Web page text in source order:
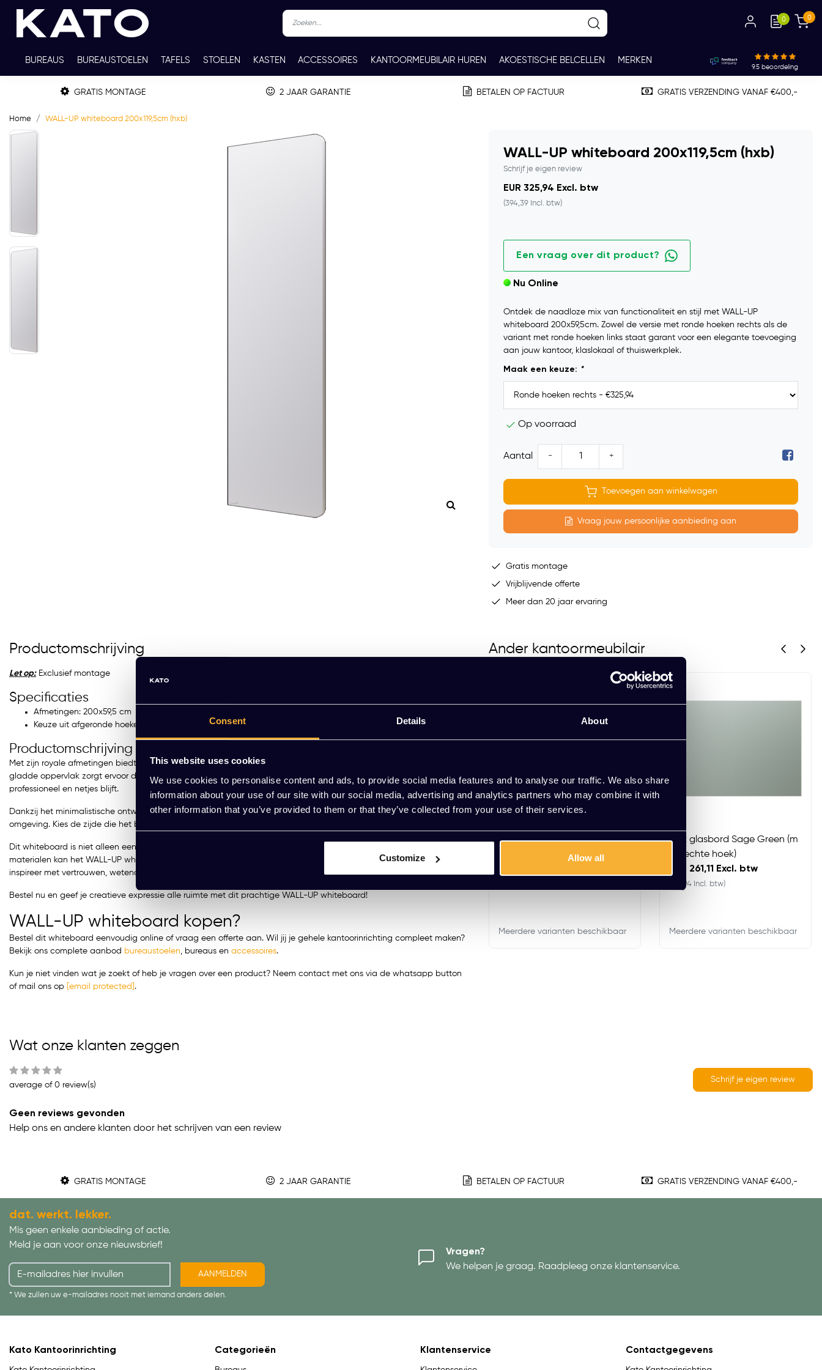
Consent Details About
This website uses cookies
We use cookies to personalise content and ads, to provide social media features and to analyse our traffic. We also share
information about your use of our site with our social media, advertising and analytics partners who may combine it with
other information that you’ve provided to them or that they’ve collected from your use of their services.
Customize Allow all
0 0
BUREAUS BUREAUSTOELEN TAFELS STOELEN KASTEN ACCESSOIRES KANTOORMEUBILAIR HUREN AKOESTISCHE BELCELLEN MERKEN
TWEEDEHANDS THUISWERKPLEKKEN WERKBLADKLEUREN CONTACT
9.5 beoordeling
GRATIS MONTAGE 2 JAAR GARANTIE BETALEN OP FACTUUR GRATIS VERZENDING VANAF €400,-
Home WALL-UP whiteboard 200x119,5cm (hxb)
WALL-UP whiteboard 200x119,5cm (hxb)
Schrijf je eigen review
EUR 325,94 Excl. btw
(394,39 Incl. btw)
Een vraag over dit product?
Nu Online
Ontdek de naadloze mix van functionaliteit en stijl met WALL-UP
whiteboard 200x59,5cm. Zowel de versie met ronde hoeken rechts als de
variant met ronde hoeken links staat garant voor een elegante toevoeging
aan jouw kantoor, klaslokaal of thuiswerkplek.
Maak een keuze: *
Op voorraad
Aantal - +
Toevoegen aan winkelwagen
Vraag jouw persoonlijke aanbieding aan
Gratis montage
Vrijblijvende offerte
Meer dan 20 jaar ervaring
Productomschrijving
Let op:Exclusief montage
Specificaties
Afmetingen: 200x59,5 cm
Keuze uit afgeronde hoeken rechts of links
Productomschrijving
Met zijn royale afmetingen biedt dit whiteboard voldoende ruimte voor al jouw ideeën, notities en tekeningen. Het
gladde oppervlak zorgt ervoor dat je eenvoudig kunt schrijven en wissen, waardoor jouw presentatie altijd
professioneel en netjes blijft.
Dankzij het minimalistische ontwerp en de subtiele ronde hoeken past het WALL-UP whiteboard moeiteloos in elke
omgeving. Kies de zijde die het beste bij jouw ruimte past - links of rechts, en geef je ideeën de plek die ze verdienen.
Dit whiteboard is niet alleen een praktische oplossing, maar ook een duurzame keuze. Gemaakt met hoogwaardige
materialen kan het WALL-UP whiteboard 200x59,5cm jarenlang mee zonder aan kwaliteit te verliezen. Schrijf, plan en
inspireer met vertrouwen, wetende dat jouw canvas klaar staat om al jouw concepten tot leven te brengen.
Bestel nu en geef je creatieve expressie alle ruimte met dit prachtige WALL-UP whiteboard!
WALL-UP whiteboard kopen?
Bestel dit whiteboard eenvoudig online of vraag een offerte aan. Wil jij je gehele kantoorinrichting compleet maken?
Bekijk ons complete aanbod bureaustoelen bureaus en accessoires.
Kun je niet vinden wat je zoekt of heb je vragen over een product? Neem contact met ons via de whatsapp button
of mail ons op [email protected] .
Ander kantoormeubilair
glasbord Warm Grey (me
hoek)
Incl. btw)
Mobiel glasbord 90x175cm
EUR 961,84 Excl. btw
Meerdere varianten beschikbaar
WALL-UP whiteboard
Meerdere varianten beschikbaar
Glasbord zwart
Meerdere varianten beschikbaar
Mat glasbord Sage Green (m
et rechte hoek)
EUR 261,11 Excl. btw
(315,94 Incl. btw)
Meerdere varianten beschikbaar
Wat onze klanten zeggen
average of 0 review(s)
Schrijf je eigen review
Geen reviews gevonden
Help ons en andere klanten door het schrijven van een review
GRATIS MONTAGE 2 JAAR GARANTIE BETALEN OP FACTUUR GRATIS VERZENDING VANAF €400,-
dat. werkt. lekker.
Mis geen enkele aanbieding of actie.
Meld je aan voor onze nieuwsbrief!
AANMELDEN
* We zullen uw e-mailadres nooit met iemand anders delen.
Vragen?
We helpen je graag. Raadpleeg onze klantenservice.
Kato Kantoorinrichting Categorieën Klantenservice Contactgegevens